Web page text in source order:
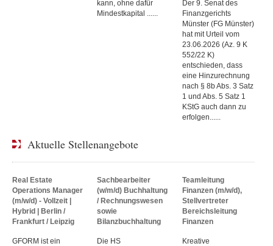
kann, ohne dafür
Mindestkapital ......
Der 9. Senat des
Finanzgerichts
Münster (FG Münster)
hat mit Urteil vom
23.06.2026 (Az. 9 K
552/22 K)
entschieden, dass
eine Hinzurechnung
nach § 8b Abs. 3 Satz
1 und Abs. 5 Satz 1
KStG auch dann zu
erfolgen......
Aktuelle Stellenangebote
Real Estate
Operations Manager
(m/w/d) - Vollzeit |
Hybrid | Berlin /
Frankfurt / Leipzig
GFORM ist ein
Sachbearbeiter
(w/m/d) Buchhaltung
/ Rechnungswesen
sowie
Bilanzbuchhaltung
Die HS
Teamleitung
Finanzen (m/w/d),
Stellvertreter
Bereichsleitung
Finanzen
Kreative